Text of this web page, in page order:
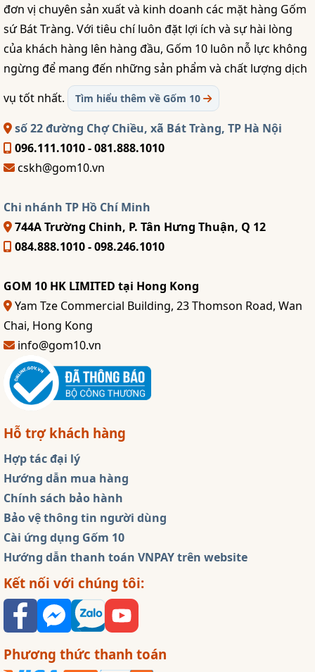
đơn vị chuyên sản xuất và kinh doanh các mặt hàng Gốm
sứ Bát Tràng. Với tiêu chí luôn đặt lợi ích và sự hài lòng
của khách hàng lên hàng đầu, Gốm 10 luôn nỗ lực không
ngừng để mang đến những sản phẩm và chất lượng dịch
vụ tốt nhất.
Tìm hiểu thêm về Gốm 10
số 22 đường Chợ Chiều, xã Bát Tràng, TP Hà Nội
096.111.1010 - 081.888.1010
cskh@gom10.vn
Chi nhánh TP Hồ Chí Minh
744A Trường Chinh, P. Tân Hưng Thuận, Q 12
084.888.1010 - 098.246.1010
GOM 10 HK LIMITED tại Hong Kong
Yam Tze Commercial Building, 23 Thomson Road, Wan
Chai, Hong Kong
info@gom10.vn
Hỗ trợ khách hàng
Hợp tác đại lý
Hướng dẫn mua hàng
Chính sách bảo hành
Bảo vệ thông tin người dùng
Cài ứng dụng Gốm 10
Hướng dẫn thanh toán VNPAY trên website
Kết nối với chúng tôi:
Phương thức thanh toán